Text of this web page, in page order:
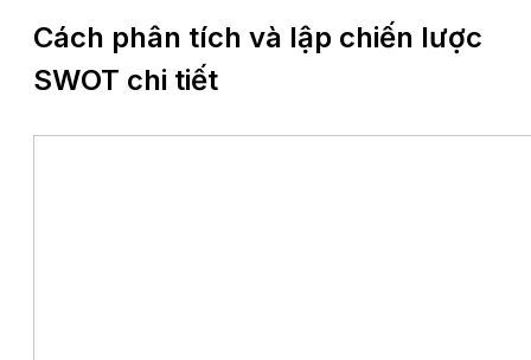
Cách phân tích và lập chiến lược
SWOT chi tiết